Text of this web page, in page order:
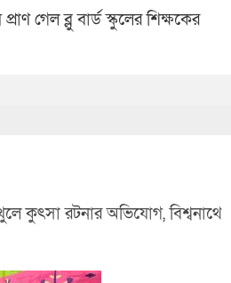
গেল ব্লু বার্ড স্কুলের শিক্ষকের
কুৎসা রটনার অভিযোগ, বিশ্বনাথে